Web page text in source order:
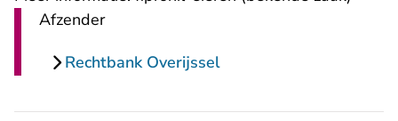
Afzender
Rechtbank Overijssel